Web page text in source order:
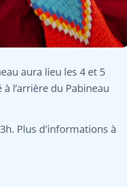
aura lieu les 4 et 5
l’arrière du Pabineau
Plus d'informations à